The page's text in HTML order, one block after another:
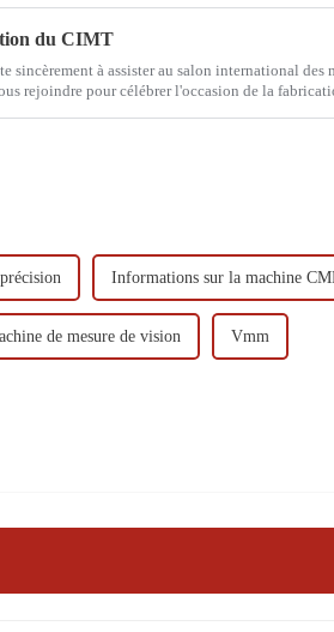
du CIMT
sincèrement à assister au salon international
rejoindre pour célébrer l'occasion de la
Informations sur la machine
de mesure de vision Vmm